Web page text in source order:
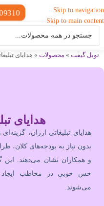
Skip to navigation
Skip to main content
نوبل گیفت » محصولات » هدایای
هدایای
هدایای تبلیغاتی ارزان،
بدون نیاز به بودجه‌های کلان،
و همکاران نشان می‌دهند. این
حس خوبی در مخاطب ایجاد
می‌شوند.